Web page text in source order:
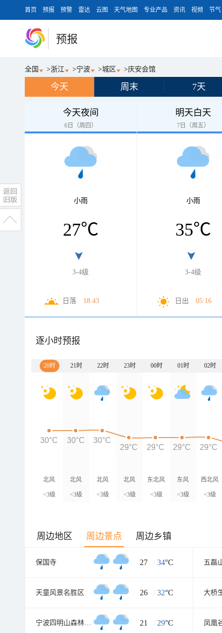
首页 预报 预警 雷达 云图 天气地图 专业产品 资讯 视频 节气
预报
全国 >浙江 >宁波 >城区 >庆安会馆
今天 周末 7天
今天夜间
6日（周四）
小雨
27℃
3-4级
日落 18:43
明天白天
7日（周五）
小雨
35℃
3-4级
日出 05:16
逐小时预报
20时 21时 22时 23时 00时 01时 02时
北风
<3级
北风
<3级
北风
<3级
北风
<3级
东北风
<3级
东风
<3级
西北风
<3级
30°C 30°C
30°C
29°C
29°C 29°C 29°C
周边地区 周边景点 周边乡镇
保国寺 27 / 34°C 五磊
天童风景名胜区 26 / 32°C 大桥
宁波四明山森林公园 21 / 29°C 凤凰